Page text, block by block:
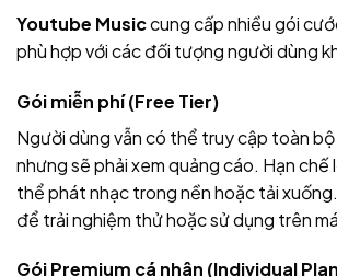
Youtube Musiccung cấp nhiều gói
phù hợp với các đối tượng người dùng
Gói miễn phí (Free Tier)
Người dùng vẫn có thể truy cập toàn
nhưng sẽ phải xem quảng cáo. Hạn chế
thể phát nhạc trong nền hoặc tải
để trải nghiệm thử hoặc sử dụng trên
Gói Premium cá nhân (Individual